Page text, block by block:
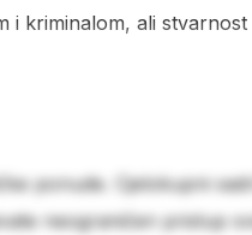
i kriminalom, ali
ponude. Cjelokupni
neograničen pristup